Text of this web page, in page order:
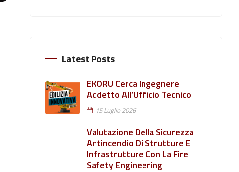
Latest Posts
EKORU Cerca Ingegnere
Addetto All’Ufficio Tecnico
15 Luglio 2026
Valutazione Della Sicurezza
Antincendio Di Strutture E
Infrastrutture Con La Fire
Safety Engineering